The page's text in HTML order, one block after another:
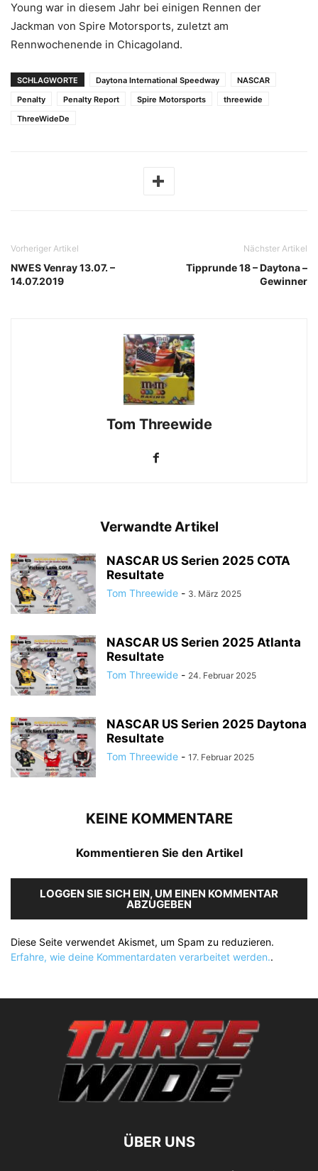
Young war in diesem Jahr bei einigen Rennen der
Jackman von Spire Motorsports, zuletzt am
Rennwochenende in Chicagoland.
SCHLAGWORTE Daytona International Speedway
NASCAR
Penalty
Penalty Report Spire Motorsports
threewide
ThreeWideDe
Vorheriger Artikel
NWES Venray 13.07. –
14.07.2019
Nächster Artikel
Tipprunde 18 – Daytona –
Gewinner
Tom Threewide
Verwandte Artikel
NASCAR US Serien 2025 COTA
Resultate
Tom Threewide - 3. März 2025
NASCAR US Serien 2025 Atlanta
Resultate
Tom Threewide - 24. Februar 2025
NASCAR US Serien 2025 Daytona
Resultate
Tom Threewide - 17. Februar 2025
KEINE KOMMENTARE
Kommentieren Sie den Artikel
LOGGEN SIE SICH EIN, UM EINEN KOMMENTAR
ABZUGEBEN
Diese Seite verwendet Akismet, um Spam zu reduzieren.
Erfahre, wie deine Kommentardaten verarbeitet werden..
ÜBER UNS